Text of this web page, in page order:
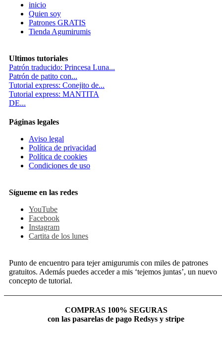
inicio
Quien soy
Patrones GRATIS
Tienda Agumirumis
Ultimos tutoriales
Patrón traducido: Princesa Luna...
Patrón de patito con...
Tutorial express: Conejito de...
Tutorial express: MANTITA
DE...
Páginas legales
Aviso legal
Política de privacidad
Política de cookies
Condiciones de uso
Sígueme en las redes
YouTube
Facebook
Instagram
Cartita de los lunes
Punto de encuentro para tejer amigurumis con miles de patrones
gratuitos. Además puedes acceder a mis ‘tejemos juntas’, un nuevo
concepto de tutorial.
COMPRAS 100% SEGURAS
con las pasarelas de pago Redsys y stripe